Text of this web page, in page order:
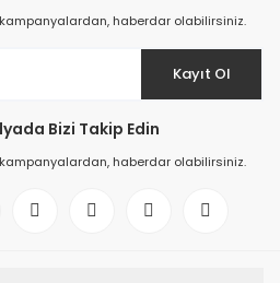
haberdar olabilirsiniz.
Kayıt Ol
Bizi Takip Edin
haberdar olabilirsiniz.